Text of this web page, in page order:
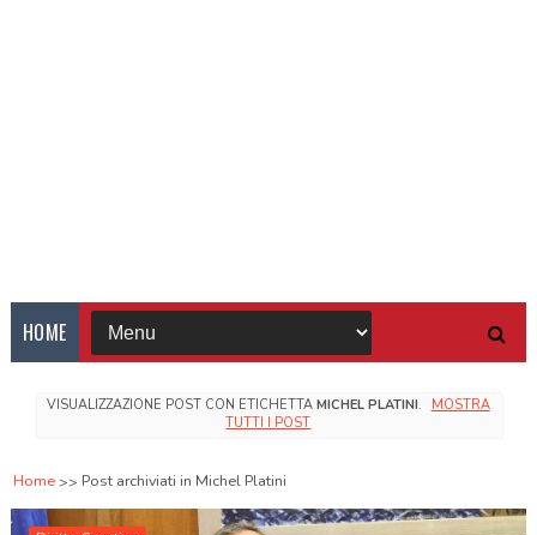
HOME
VISUALIZZAZIONE POST CON ETICHETTAMICHEL PLATINI.
MOSTRA
TUTTI I POST
Home Post archiviati in Michel Platini